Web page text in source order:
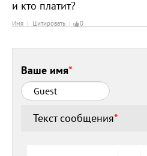
и кто платит?
Имя Цитировать 0
Ваше имя*
Текст сообщения*